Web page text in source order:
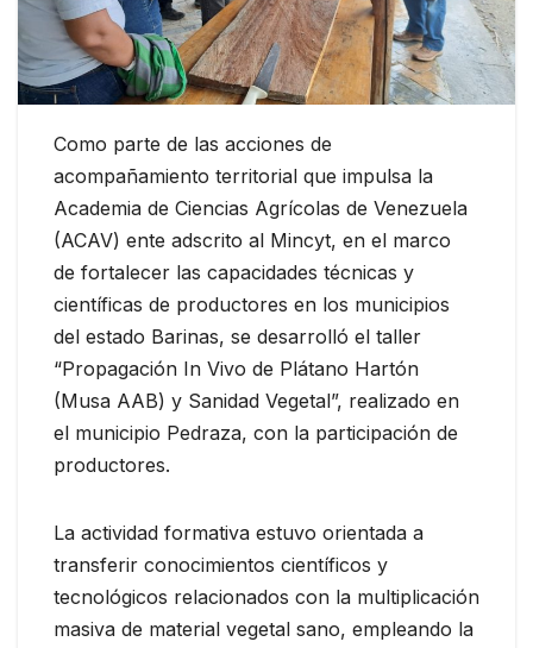
Como parte de las acciones de
acompañamiento territorial que impulsa la
Academia de Ciencias Agrícolas de Venezuela
(ACAV) ente adscrito al Mincyt, en el marco
de fortalecer las capacidades técnicas y
científicas de productores en los municipios
del estado Barinas, se desarrolló el taller
“Propagación In Vivo de Plátano Hartón
(Musa AAB) y Sanidad Vegetal”, realizado en
el municipio Pedraza, con la participación de
productores.
La actividad formativa estuvo orientada a
transferir conocimientos científicos y
tecnológicos relacionados con la multiplicación
masiva de material vegetal sano, empleando la